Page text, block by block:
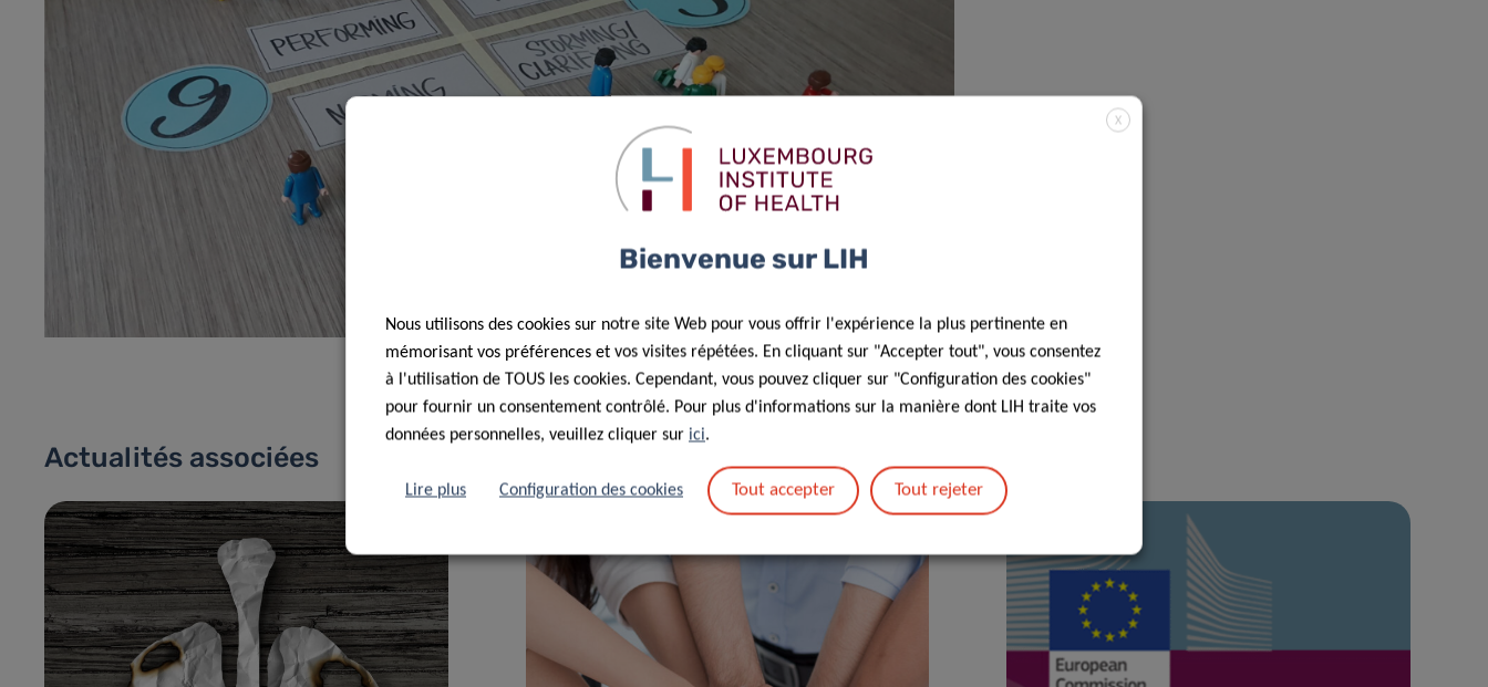
Actualités associées
X
Bienvenue sur LIH
Nous utilisons des cookies sur notre site Web pour vous offrir l'expérience la plus pertinente en
mémorisant vos préférences et vos visites répétées. En cliquant sur "Accepter tout", vous consentez
à l'utilisation de TOUS les cookies. Cependant, vous pouvez cliquer sur "Configuration des cookies"
pour fournir un consentement contrôlé. Pour plus d'informations sur la manière dont LIH traite vos
données personnelles, veuillez cliquer sur ici.
Lire plus Configuration des cookies Tout accepter Tout rejeter